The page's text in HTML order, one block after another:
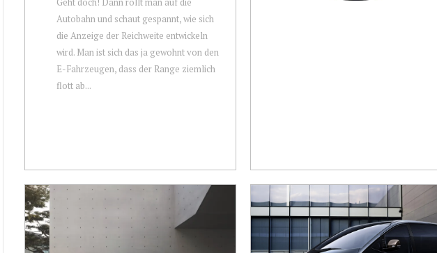
Autobahn und schaut gespannt, wie sich
die Anzeige der Reichweite entwickeln
wird. Man ist sich das ja gewohnt von den
E-Fahrzeugen, dass der Range ziemlich
flott ab...